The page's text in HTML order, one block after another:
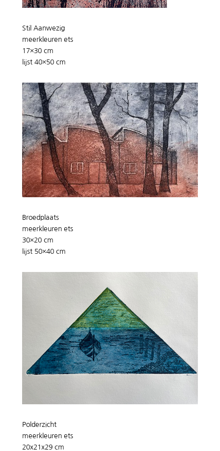
Stil Aanwezig
meerkleuren ets
17×30 cm
lijst 40×50 cm
Broedplaats
meerkleuren ets
30×20 cm
lijst 50×40 cm
Polderzicht
meerkleuren ets
20x21x29 cm